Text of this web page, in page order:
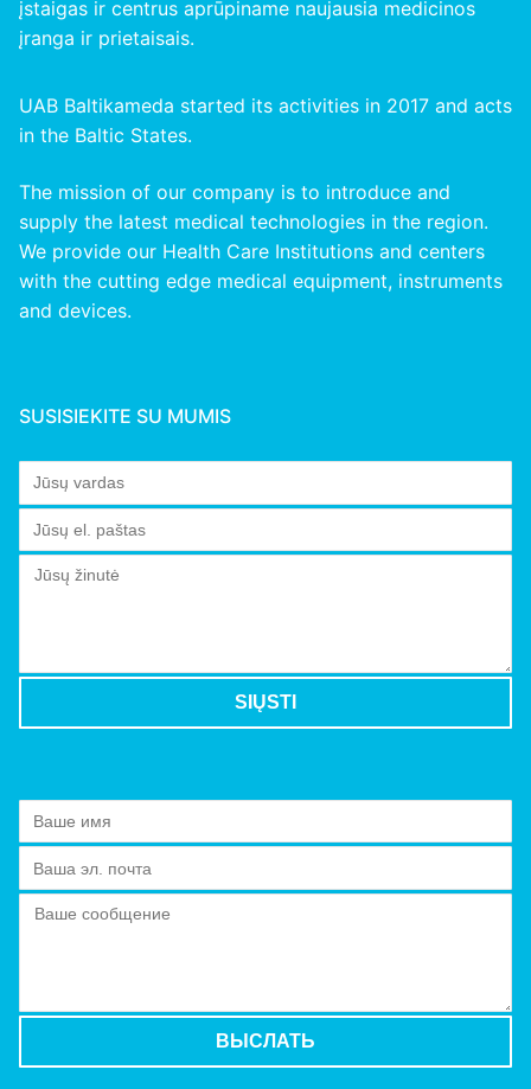
įstaigas ir centrus aprūpiname naujausia medicinos
įranga ir prietaisais.
UAB Baltikameda started its activities in 2017 and acts
in the Baltic States.
The mission of our company is to introduce and
supply the latest medical technologies in the region.
We provide our Health Care Institutions and centers
with the cutting edge medical equipment, instruments
and devices.
SUSISIEKITE SU MUMIS